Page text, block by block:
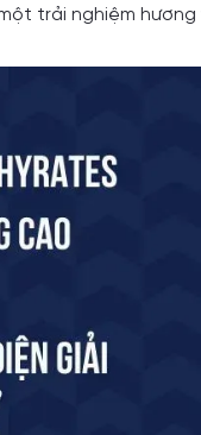
trải nghiệm